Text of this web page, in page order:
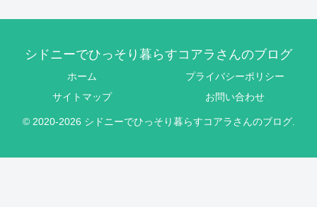
シドニーでひっそり暮らすコアラさんのブログ
ホーム
プライバシーポリシー
サイトマップ
お問い合わせ
© 2020-2026 シドニーでひっそり暮らすコアラさんのブログ.